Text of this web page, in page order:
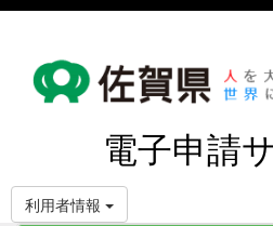
電子申請
利用者情報